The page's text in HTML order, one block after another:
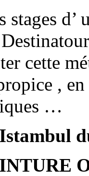
d’
cette
,
…